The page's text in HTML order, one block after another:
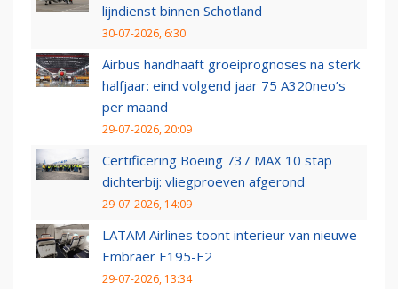
lijndienst binnen Schotland
30-07-2026, 6:30
Airbus handhaaft groeiprognoses na sterk
halfjaar: eind volgend jaar 75 A320neo’s
per maand
29-07-2026, 20:09
Certificering Boeing 737 MAX 10 stap
dichterbij: vliegproeven afgerond
29-07-2026, 14:09
LATAM Airlines toont interieur van nieuwe
Embraer E195-E2
29-07-2026, 13:34